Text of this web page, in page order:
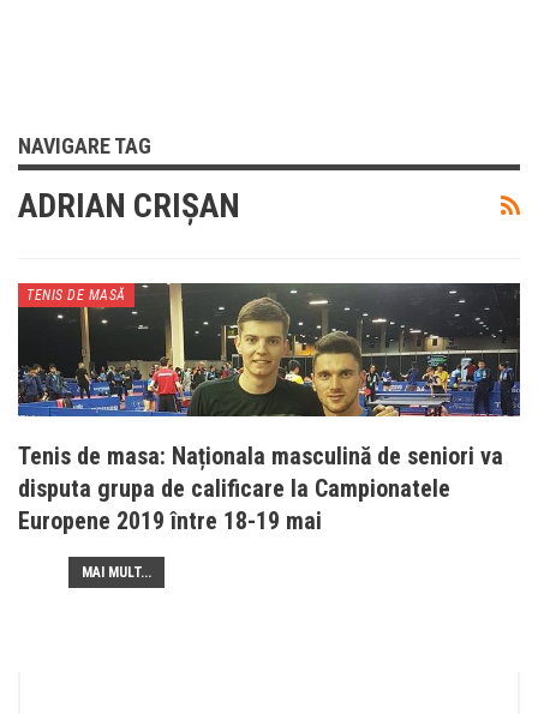
NAVIGARE TAG
ADRIAN CRIȘAN
TENIS DE MASĂ
Tenis de masa: Naționala masculină de seniori va
disputa grupa de calificare la Campionatele
Europene 2019 între 18-19 mai
MAI MULT...